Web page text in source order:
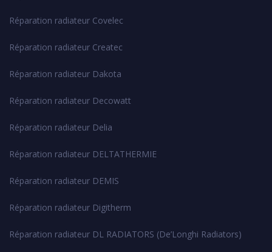
Réparation radiateur Covelec
Réparation radiateur Createc
Réparation radiateur Dakota
Réparation radiateur Decowatt
Réparation radiateur Delia
Réparation radiateur DELTATHERMIE
Réparation radiateur DEMIS
Réparation radiateur Digitherm
Réparation radiateur DL RADIATORS (De’Longhi Radiators)